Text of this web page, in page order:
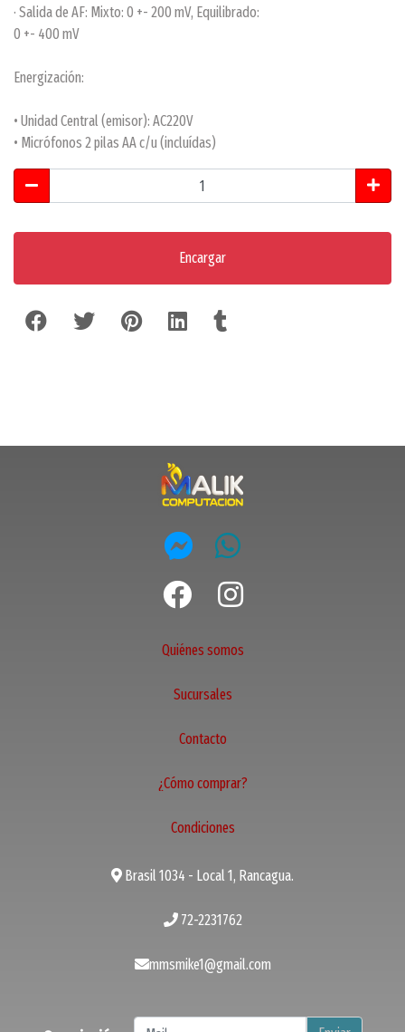
· Salida de AF: Mixto: 0 +- 200 mV, Equilibrado:
0 +- 400 mV
Energización:
• Unidad Central (emisor): AC220V
• Micrófonos 2 pilas AA c/u (incluídas)
Encargar
Quiénes somos
Sucursales
Contacto
¿Cómo comprar?
Condiciones
Brasil 1034 - Local 1, Rancagua.
72-2231762
mmsmike1@gmail.com